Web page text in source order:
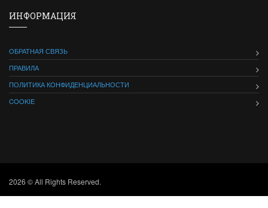
ИНФОРМАЦИЯ
ОБРАТНАЯ СВЯЗЬ
ПРАВИЛА
ПОЛИТИКА КОНФИДЕНЦИАЛЬНОСТИ
COOKIE
2026 © All Rights Reserved.